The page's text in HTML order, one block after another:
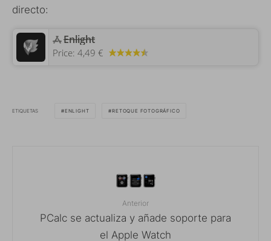
directo:
Enlight
Price: 4,49 €
ETIQUETAS ENLIGHT RETOQUE FOTOGRÁFICO
Anterior
PCalc se actualiza y añade soporte para
el Apple Watch